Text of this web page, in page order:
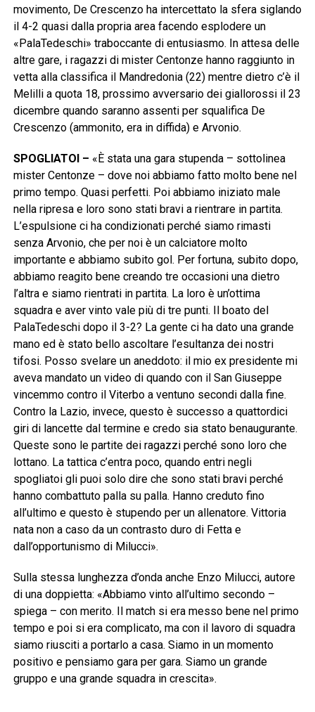
movimento, De Crescenzo ha intercettato la sfera siglando
il 4-2 quasi dalla propria area facendo esplodere un
«PalaTedeschi» traboccante di entusiasmo. In attesa delle
altre gare, i ragazzi di mister Centonze hanno raggiunto in
vetta alla classifica il Mandredonia (22) mentre dietro c’è il
Melilli a quota 18, prossimo avversario dei giallorossi il 23
dicembre quando saranno assenti per squalifica De
Crescenzo (ammonito, era in diffida) e Arvonio.
SPOGLIATOI – «È stata una gara stupenda – sottolinea
mister Centonze – dove noi abbiamo fatto molto bene nel
primo tempo. Quasi perfetti. Poi abbiamo iniziato male
nella ripresa e loro sono stati bravi a rientrare in partita.
L’espulsione ci ha condizionati perché siamo rimasti
senza Arvonio, che per noi è un calciatore molto
importante e abbiamo subito gol. Per fortuna, subito dopo,
abbiamo reagito bene creando tre occasioni una dietro
l’altra e siamo rientrati in partita. La loro è un’ottima
squadra e aver vinto vale più di tre punti. Il boato del
PalaTedeschi dopo il 3-2? La gente ci ha dato una grande
mano ed è stato bello ascoltare l’esultanza dei nostri
tifosi. Posso svelare un aneddoto: il mio ex presidente mi
aveva mandato un video di quando con il San Giuseppe
vincemmo contro il Viterbo a ventuno secondi dalla fine.
Contro la Lazio, invece, questo è successo a quattordici
giri di lancette dal termine e credo sia stato benaugurante.
Queste sono le partite dei ragazzi perché sono loro che
lottano. La tattica c’entra poco, quando entri negli
spogliatoi gli puoi solo dire che sono stati bravi perché
hanno combattuto palla su palla. Hanno creduto fino
all’ultimo e questo è stupendo per un allenatore. Vittoria
nata non a caso da un contrasto duro di Fetta e
dall’opportunismo di Milucci».
Sulla stessa lunghezza d’onda anche Enzo Milucci, autore
di una doppietta: «Abbiamo vinto all’ultimo secondo –
spiega – con merito. Il match si era messo bene nel primo
tempo e poi si era complicato, ma con il lavoro di squadra
siamo riusciti a portarlo a casa. Siamo in un momento
positivo e pensiamo gara per gara. Siamo un grande
gruppo e una grande squadra in crescita».